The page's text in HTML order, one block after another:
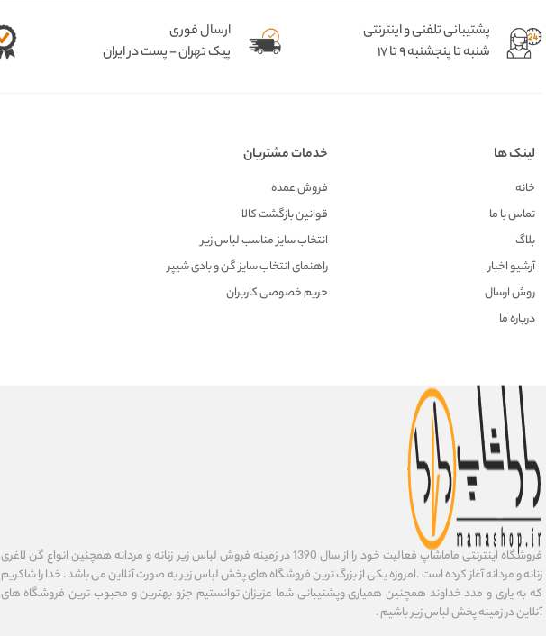
پشتیبانی تلفنی و اینترنتی
شنبه تا پنجشنبه 9 تا 17
ارسال فوری
پیک تهران - پست در ایران
لینک ها
خانه
تماس با ما
بلاگ
آرشیو اخبار
روش ارسال
درباره ما
خدمات مشتریان
فروش عمده
قوانین بازگشت کالا
انتخاب سایز مناسب لباس زیر
راهنمای انتخاب سایز گن و بادی شیپر
حریم خصوصی کاربران
فروشگاه اینترنتی ماماشاپ فعالیت خود را از سال 1390 در زمینه فروش لباس زیر زنانه و مردانه همچنین انواع گن لاغری
زنانه و مردانه آغاز کرده است .امروزه یکی از بزرگ ترین فروشگاه های پخش لباس زیر به صورت آنلاین می باشد . خدا را شاکریم
که به یاری و مدد خداوند همچنین همیاری وپشتیبانی شما عزیزان توانستیم جزو بهترین و محبوب ترین فروشگاه های
آنلاین در زمینه پخش لباس زیر باشیم .